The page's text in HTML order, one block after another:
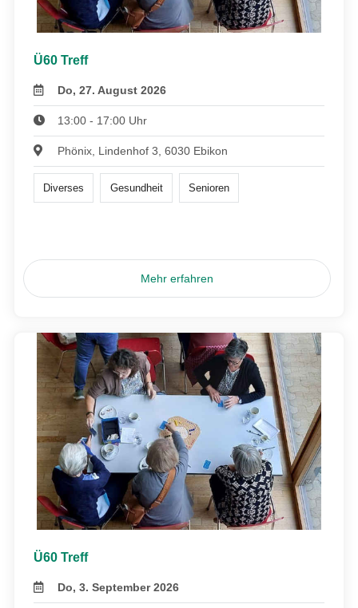
Ü60 Treff
Do, 27. August 2026
13:00 - 17:00 Uhr
Phönix, Lindenhof 3, 6030 Ebikon
Diverses Gesundheit Senioren
Mehr erfahren
Ü60 Treff
Do, 3. September 2026